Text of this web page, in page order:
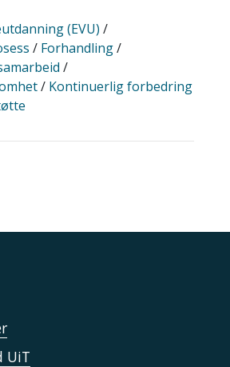
(EVU) /
/ Forhandling/
/
/ Kontinuerlig forbedring
UiT